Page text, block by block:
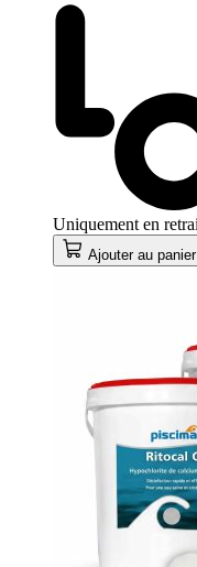
Uniquement en
Ajouter au panier